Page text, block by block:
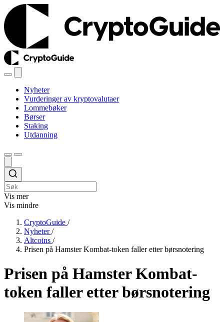
Nyheter
Vurderinger av kryptovalutaer
Lommebøker
Børser
Staking
Utdanning
Vis mer
Vis mindre
CryptoGuide /
Nyheter /
Altcoins /
Prisen på Hamster Kombat-token faller etter børsnotering
Prisen på Hamster Kombat-
token faller etter børsnotering